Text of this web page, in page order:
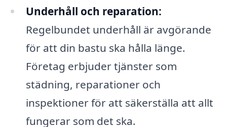
Underhåll och reparation:
Regelbundet underhåll är avgörande
för att din bastu ska hålla länge.
Företag erbjuder tjänster som
städning, reparationer och
inspektioner för att säkerställa att allt
fungerar som det ska.